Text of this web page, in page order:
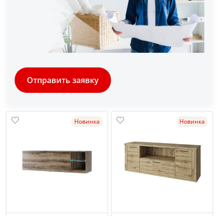
Отправить заявку
Новинка Новинка